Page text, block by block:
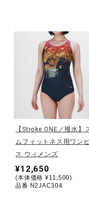
ライフスタ
インナー
アウトドア／
【Stroke ONE／撥水】
ムフィットネス用ワン
ス ウィメンズ
¥12,650
(本体価格 ¥11,500)
品番 N2JAC304